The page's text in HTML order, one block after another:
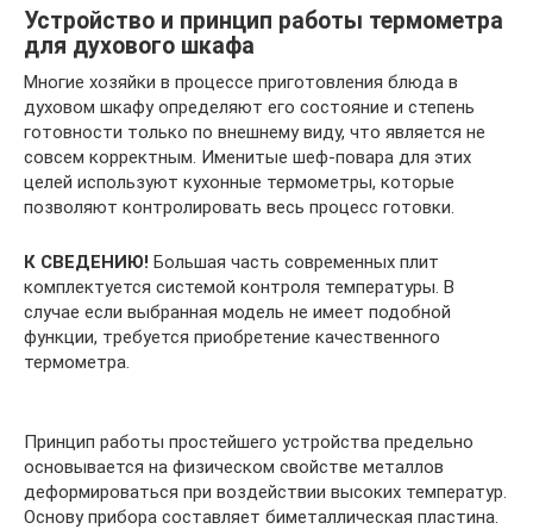
Устройство и принцип работы термометра
для духового шкафа
Многие хозяйки в процессе приготовления блюда в
духовом шкафу определяют его состояние и степень
готовности только по внешнему виду, что является не
совсем корректным. Именитые шеф-повара для этих
целей используют кухонные термометры, которые
позволяют контролировать весь процесс готовки.
К СВЕДЕНИЮ! Большая часть современных плит
комплектуется системой контроля температуры. В
случае если выбранная модель не имеет подобной
функции, требуется приобретение качественного
термометра.
Принцип работы простейшего устройства предельно
основывается на физическом свойстве металлов
деформироваться при воздействии высоких температур.
Основу прибора составляет биметаллическая пластина.